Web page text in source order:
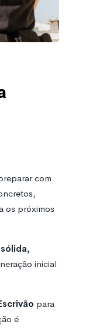
com
os próximos
inicial
para
é